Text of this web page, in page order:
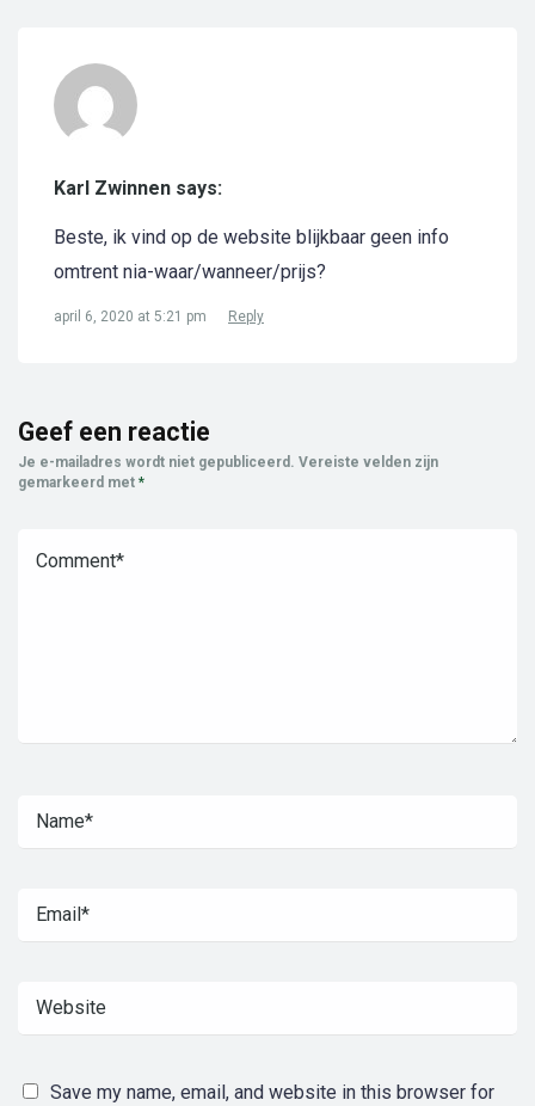
Karl Zwinnen says:
Beste, ik vind op de website blijkbaar geen info
omtrent nia-waar/wanneer/prijs?
april 6, 2020 at 5:21 pm Reply
Geef een reactie
Je e-mailadres wordt niet gepubliceerd. Vereiste velden zijn
gemarkeerd met *
Save my name, email, and website in this browser for